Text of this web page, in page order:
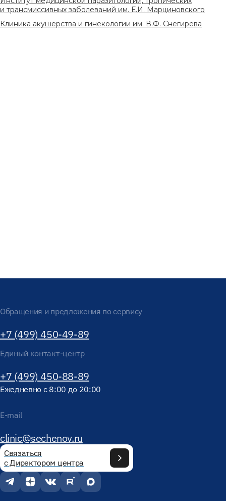
и трансмиссивных заболеваний им. Е.И. Марциновского
Клиника акушерства и гинекологии им. В.Ф. Снегирева
Обращения и предложения по сервису
+7 (499) 450-49-89
Единый контакт-центр
+7 (499) 450-88-89
Ежедневно с 8:00 до 20:00
E-mail
clinic@sechenov.ru
Связаться
с Директором центра